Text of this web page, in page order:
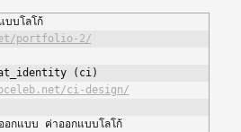
++ ดูผลงาน รับออกแบบโลโก้
portfolio-2/
ci-design/
++ แพคเกจราคาค่าออกแบบ ค่าออกแบบโลโก้